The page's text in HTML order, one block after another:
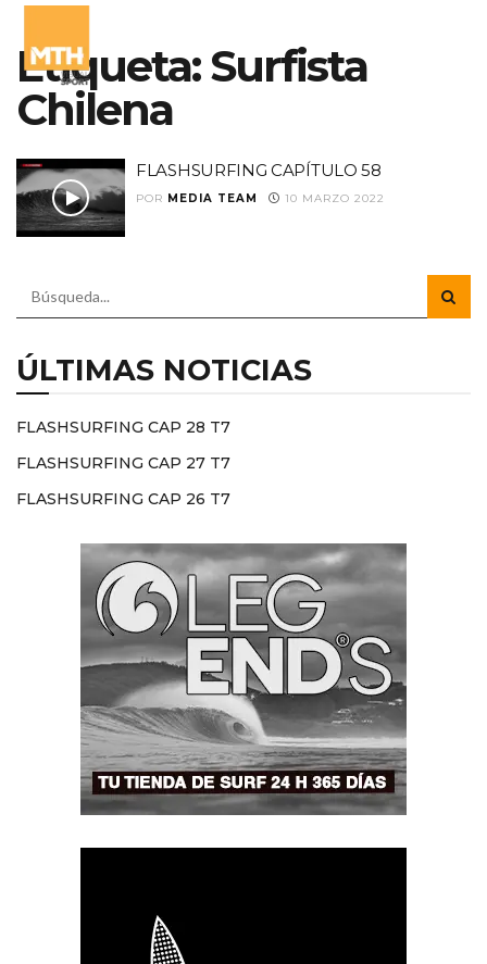
Etiqueta:Surfista
Chilena
FLASHSURFING CAPÍTULO 58
POR MEDIA TEAM 10 MARZO 2022
ÚLTIMAS NOTICIAS
FLASHSURFING CAP 28 T7
FLASHSURFING CAP 27 T7
FLASHSURFING CAP 26 T7